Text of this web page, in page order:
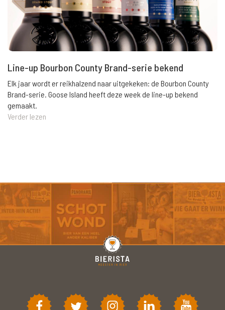
Line-up Bourbon County Brand-serie bekend
Elk jaar wordt er reikhalzend naar uitgekeken: de Bourbon County
Brand-serie. Goose Island heeft deze week de line-up bekend
gemaakt.
Verder lezen